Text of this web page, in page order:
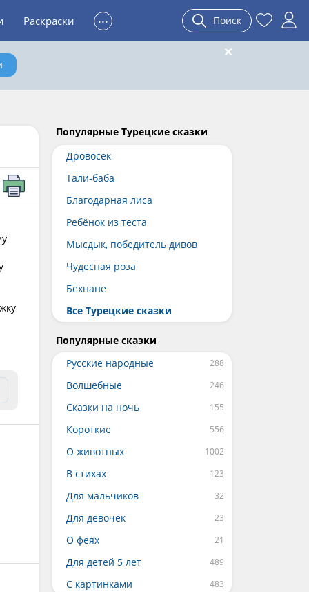
Раскраски ... Поиск
Популярные Турецкие сказки
Дровосек
Тали-баба
Благодарная лиса
Ребёнок из теста
Мысдык, победитель дивов
Чудесная роза
Бехнане
Все Турецкие сказки
Популярные сказки
Русские народные
Волшебные
Сказки на ночь
Короткие
О животных
В стихах
Для мальчиков
Для девочек
О феях
Для детей 5 лет
С картинками